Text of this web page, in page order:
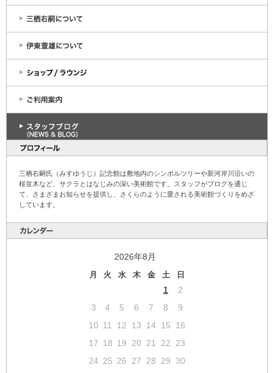
三栖右嗣氏（みすゆうじ）記念館は敷地内のシンボルツリーや新河岸川沿いの
桜並木など、サクラとはなじみの深い美術館です。スタッフがブログを通じ
て、さまざまお知らせを提供し、さくらのように愛される美術館づくりをめざ
しています。
2026年8月
月 火 水 木 金 土 日
1
2
3
4 5 6 7 8
9
10 11 12 13 14 15
16
17 18 19 20 21 22
23
24 25 26 27 28 29
30